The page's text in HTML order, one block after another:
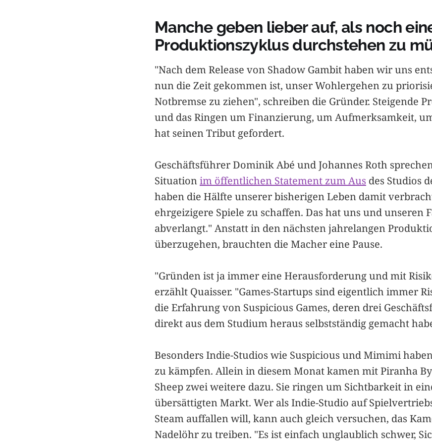
Manche geben lieber auf, als noch
Produktionszyklus durchstehen zu
"Nach dem Release von Shadow Gambit haben wir uns
nun die Zeit gekommen ist, unser Wohlergehen zu
Notbremse zu ziehen", schreiben die Gründer. Steigende
und das Ringen um Finanzierung, um Aufmerksamkeit,
hat seinen Tribut gefordert.
Geschäftsführer Dominik Abé und Johannes Roth
Situationim öffentlichen Statement zum Aus des Studios
haben die Hälfte unserer bisherigen Leben damit
ehrgeizigere Spiele zu schaffen. Das hat uns und unseren
abverlangt." Anstatt in den nächsten jahrelangen
überzugehen, brauchten die Macher eine Pause.
"Gründen ist ja immer eine Herausforderung und mit
erzählt Quaisser. "Games-Startups sind eigentlich immer
die Erfahrung von Suspicious Games, deren drei
direkt aus dem Studium heraus selbstständig gemacht
Besonders Indie-Studios wie Suspicious und Mimimi
zu kämpfen. Allein in diesem Monat kamen mit Piranha
Sheep zwei weitere dazu. Sie ringen um Sichtbarkeit in
übersättigten Markt. Wer als Indie-Studio auf
Steam auffallen will, kann auch gleich versuchen, das
Nadelöhr zu treiben. "Es ist einfach unglaublich schwer,